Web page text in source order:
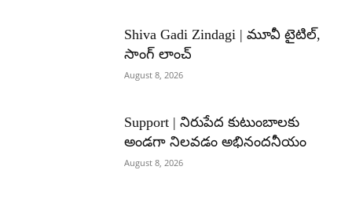
Shiva Gadi Zindagi | మూవీ టైటిల్,
సాంగ్ లాంచ్
August 8, 2026
Support | నిరుపేద కుటుంబాలకు
అండగా నిలవడం అభినందనీయం
August 8, 2026